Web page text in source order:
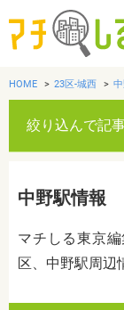
歯医者・病院
HOME 23区-城西
絞り込んで記
中野駅情報
マチしる東京
区、中野駅周辺